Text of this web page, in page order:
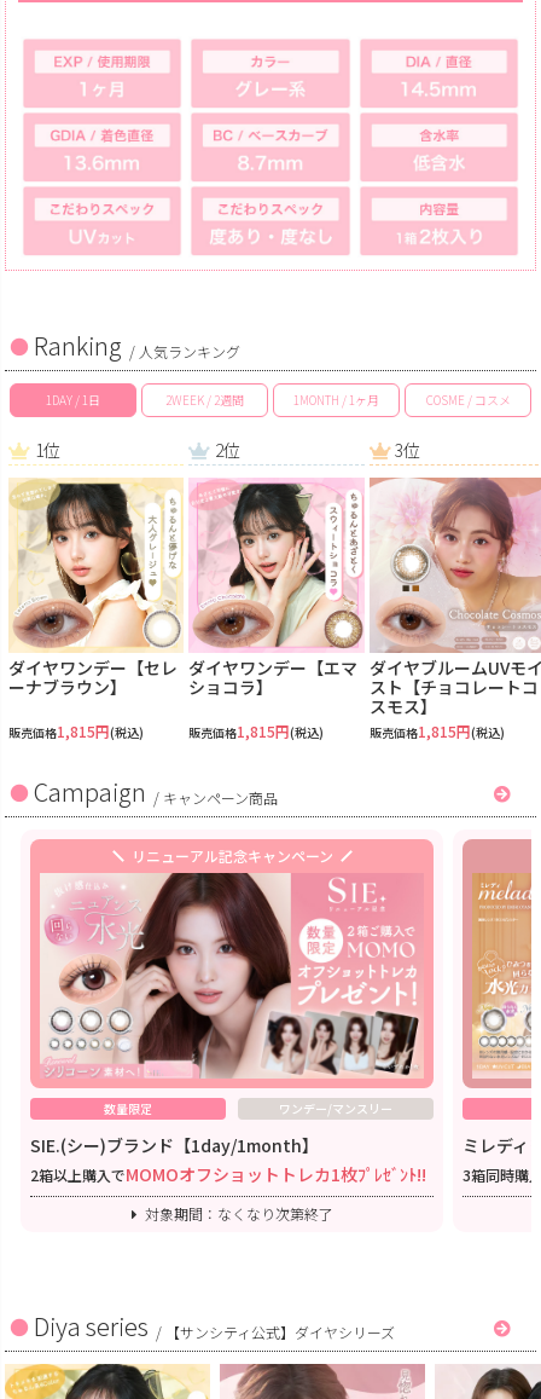
Ranking / 人気ランキング
1DAY / 1日 2WEEK / 2週間 1MONTH / 1ヶ月 COSME / コスメ
1位
ダイヤワンデー【セレ
ーナブラウン】
販売価格1,815円(税込)
2位
ダイヤワンデー【エマ
ショコラ】
販売価格1,815円(税込)
3位
ダイヤブルームUVモ
スト【チョコレートコ
スモス】
販売価格1,815円(税込)
Campaign / キャンペーン商品
リニューアル記念キャンペーン
数量限定 ワンデー/マンスリー
SIE.(シー)ブランド【1day/1month】
2箱以上購入でMOMOオフショットトレカ1枚ﾌﾟﾚｾﾞﾝﾄ!!
対象期間：なくなり次第終了
ミレディ
3箱同時購
Diya series / 【サンシティ公式】ダイヤシリーズ